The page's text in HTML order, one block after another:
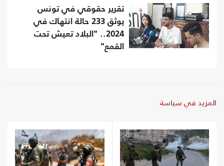
تقرير حقوقي في تونس
يوثق 233 حالة انتهاك في
2024.. "البلاد تعيش تحت
القمع"
المزيد في سياسة